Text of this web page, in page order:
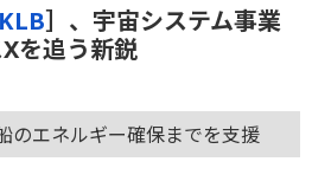
］、宇宙システム事業
を追う新鋭
のエネルギー確保までを支援